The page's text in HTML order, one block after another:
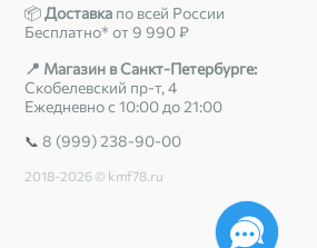
📦Доставка по всей России
Бесплатно* от 9 990 ₽
📍 Магазин в Санкт-Петербурге:
Скобелевский пр-т, 4
Ежедневно с 10:00 до 21:00
📞 8 (999) 238-90-00
2018-2026 © kmf78.ru